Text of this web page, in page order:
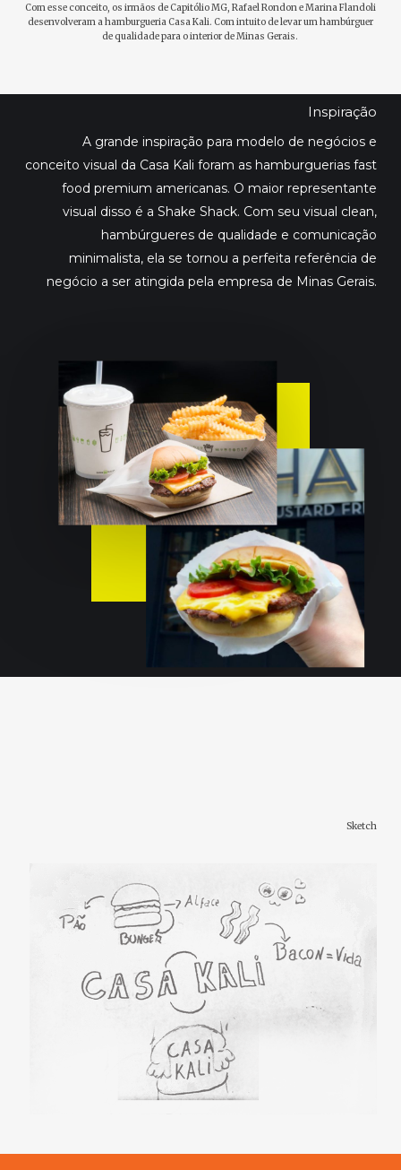
Com esse conceito, os irmãos de Capitólio MG, Rafael Rondon e Marina Flandoli
desenvolveram a hamburgueria Casa Kali. Com intuito de levar um hambúrguer
de qualidade para o interior de Minas Gerais.
Inspiração
A grande inspiração para modelo de negócios e
conceito visual da Casa Kali foram as hamburguerias fast
food premium americanas. O maior representante
visual disso é a Shake Shack. Com seu visual clean,
hambúrgueres de qualidade e comunicação
minimalista, ela se tornou a perfeita referência de
negócio a ser atingida pela empresa de Minas Gerais.
Sketch